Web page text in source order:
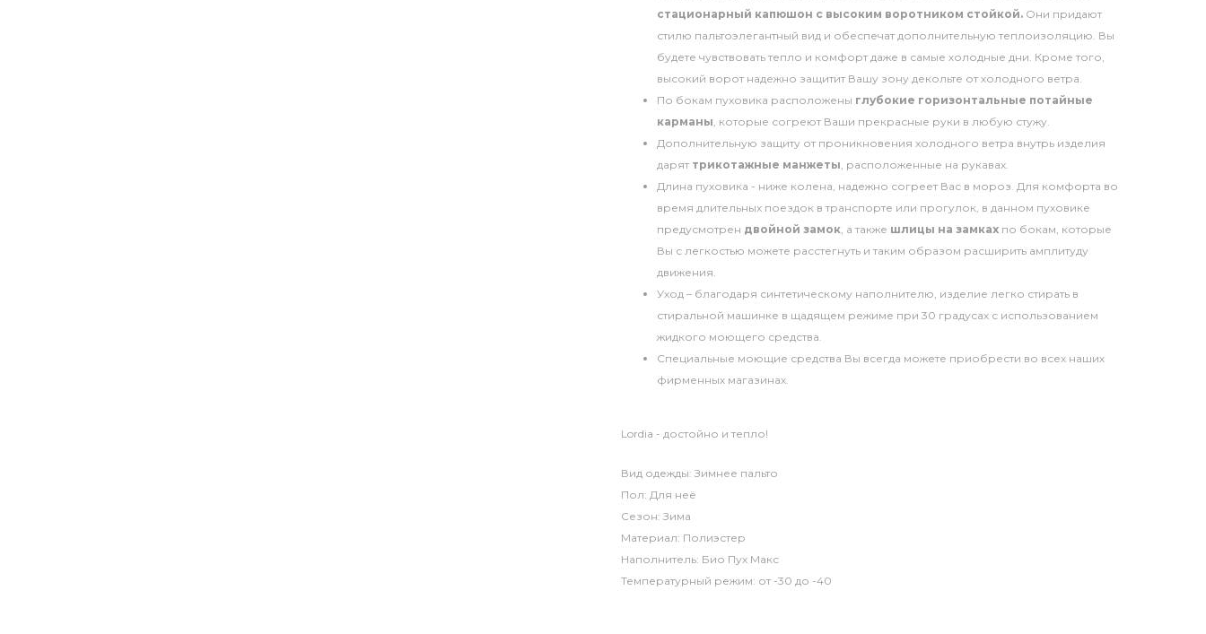
стационарный капюшон с высоким воротником стойкой. Они придают
стилю пальтоэлегантный вид и обеспечат дополнительную теплоизоляцию. Вы
будете чувствовать тепло и комфорт даже в самые холодные дни. Кроме того,
высокий ворот надежно защитит Вашу зону декольте от холодного ветра.
По бокам пуховика расположены глубокие горизонтальные потайные
карманы , которые согреют Ваши прекрасные руки в любую стужу.
Дополнительную защиту от проникновения холодного ветра внутрь изделия
дарят трикотажные манжеты , расположенные на рукавах.
Длина пуховика - ниже колена, надежно согреет Вас в мороз. Для комфорта во
время длительных поездок в транспорте или прогулок, в данном пуховике
предусмотрен двойной замок , а также шлицы на замках по бокам, которые
Вы с легкостью можете расстегнуть и таким образом расширить амплитуду
движения.
Уход – благодаря синтетическому наполнителю, изделие легко стирать в
стиральной машинке в щадящем режиме при 30 градусах с использованием
жидкого моющего средства.
Специальные моющие средства Вы всегда можете приобрести во всех наших
фирменных магазинах.
Lordia - достойно и тепло!
Вид одежды: Зимнее пальто
Пол: Для неё
Сезон: Зима
Материал: Полиэстер
Наполнитель: Био Пух Макс
Температурный режим: от -30 до -40